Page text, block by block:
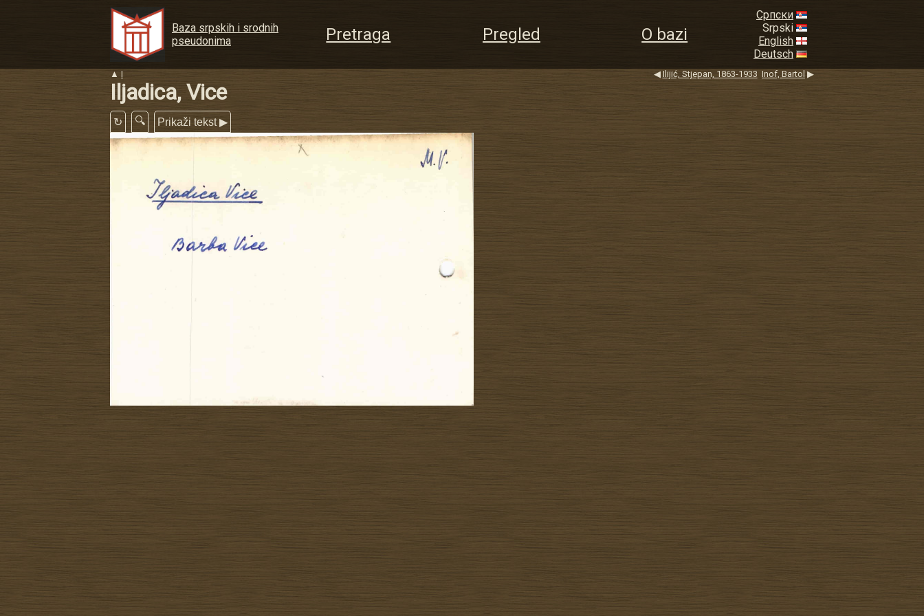
Baza srpskih i srodnih
pseudonima
Pretraga Pregled O bazi
Српски
Srpski
English
Deutsch
▲ I ◀ Ilijić, Stjepan, 1863-1933 Inof, Bartol ▶
Iljadica, Vice